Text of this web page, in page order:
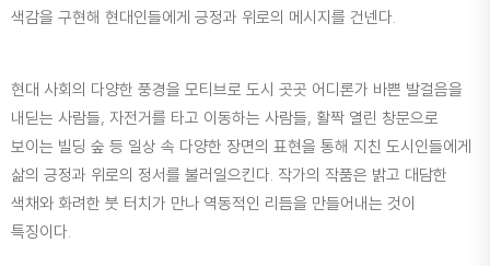
색감을 구현해 현대인들에게 긍정과 위로의 메시지를 건넨다.
현대 사회의 다양한 풍경을 모티브로 도시 곳곳 어디론가 바쁜 발걸음을
내딛는 사람들, 자전거를 타고 이동하는 사람들, 활짝 열린 창문으로
보이는 빌딩 숲 등 일상 속 다양한 장면의 표현을 통해 지친 도시인들에게
삶의 긍정과 위로의 정서를 불러일으킨다. 작가의 작품은 밝고 대담한
색채와 화려한 붓 터치가 만나 역동적인 리듬을 만들어내는 것이
특징이다.